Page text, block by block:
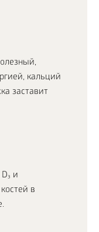
кальций
заставит
и
в